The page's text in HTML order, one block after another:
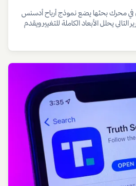
محرك بحثها يضع نموذج أرباح أدسنس
يحلل الأبعاد الكاملة للتغيير ويقدم